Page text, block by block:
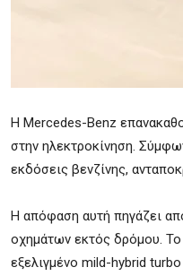
Η Mercedes-Benz
στην ηλεκτροκίνηση.
εκδόσεις βενζίνης,
Η απόφαση αυτή πηγάζει
οχημάτων εκτός δρόμου. Το
εξελιγμένο mild-hybrid